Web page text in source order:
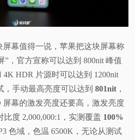
屏幕值得一说，苹果把这块屏幕称
”，官方宣称可以达到 800nit 峰值
HDR 片源时可以达到 1200nit
，手动最高亮度可以达到801nit ，
幕的激发亮度还要高，激发亮度
度 2,000,000:1，实测覆盖 100%
色域，色温 6500K，无论从测试